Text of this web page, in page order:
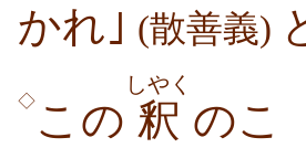
かれ｣ (散善義)
◇ この 釈
しやく
のこ